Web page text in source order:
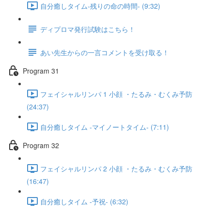
自分癒しタイム-残りの命の時間- (9:32)
ディプロマ発行試験はこちら！
あい先生からの一言コメントを受け取る！
Program 31
フェイシャルリンパ 1 小顔 ・たるみ・むくみ予防
(24:37)
自分癒しタイム -マイノートタイム- (7:11)
Program 32
フェイシャルリンパ 2 小顔 ・たるみ・むくみ予防
(16:47)
自分癒しタイム -予祝- (6:32)